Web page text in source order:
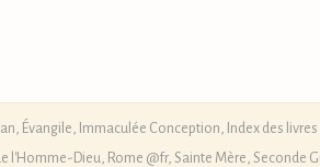
Évangile Immaculée Conception Index des
l'Homme-Dieu Rome @fr, Sainte Mère Seconde